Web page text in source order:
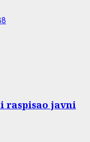
raspisao javni